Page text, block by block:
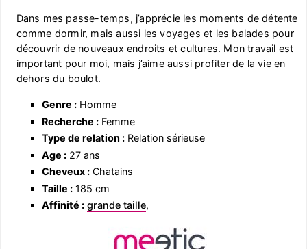
Dans mes passe-temps, j’apprécie les moments de détente
comme dormir, mais aussi les voyages et les balades pour
découvrir de nouveaux endroits et cultures. Mon travail est
important pour moi, mais j’aime aussi profiter de la vie en
dehors du boulot.
Genre :Homme
Recherche :Femme
Type de relation :Relation sérieuse
Age :27 ans
Cheveux :Chatains
Taille :185 cm
Affinité : grande taille,